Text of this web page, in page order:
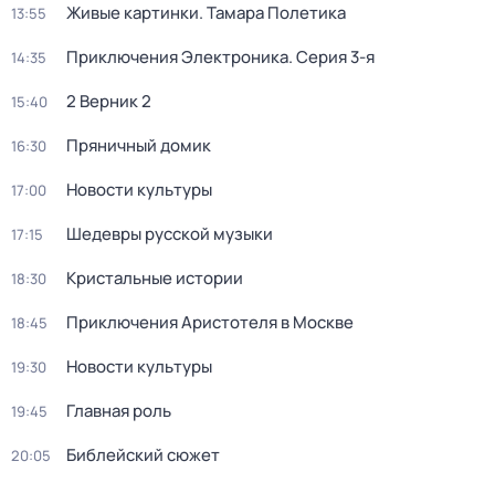
13:55 Живые картинки. Тамара Полетика
14:35 Приключения Электроника. Серия 3-я
15:40 2 Верник 2
16:30 Пряничный домик
17:00 Новости культуры
17:15 Шедевры русской музыки
18:30 Кристальные истории
18:45 Приключения Аристотеля в Москве
19:30 Новости культуры
19:45 Главная роль
20:05 Библейский сюжет